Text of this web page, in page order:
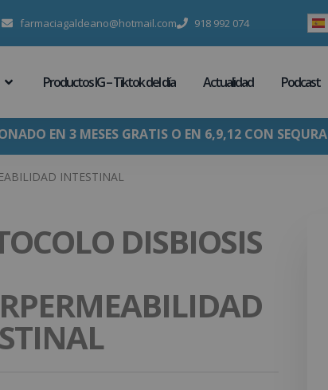
farmaciagaldeano@hotmail.com 918 992 074
Productos IG – Tiktok del día Actualidad Podcast
EN 3 MESES GRATIS O EN 6,9,12 CON SEQURA
INTESTINAL
DISBIOSIS